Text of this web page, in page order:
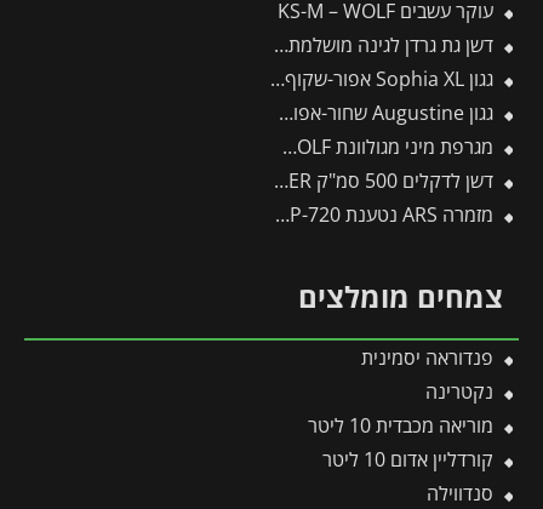
עוקר עשבים KS-M – WOLF
דשן גת גרדן לגינה מושלמת גתית פלוס 20-20-20 3.5 ק"ג
גגון Sophia XL אפור-שקוף 1.4X2.9 עיצוב מודרני מבית פלרם – Canopia
גגון Augustine שחור-אפור 3.3*0.9 מבית פלרם – Canopia
מגרפת מיני מגולוונת LJ-Z – WOLF
דשן לדקלים 500 סמ"ק FLOWER
מזמרה ARS נטענת V14.4 EP-720 -תבור
צמחים מומלצים
פנדוראה יסמינית
נקטרינה
מוריאה מכבדית 10 ליטר
קורדליין אדום 10 ליטר
סנדווילה